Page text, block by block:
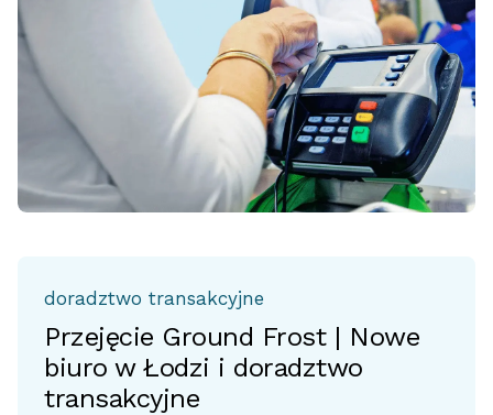
doradztwo transakcyjne
Przejęcie Ground Frost | Nowe
biuro w Łodzi i doradztwo
transakcyjne